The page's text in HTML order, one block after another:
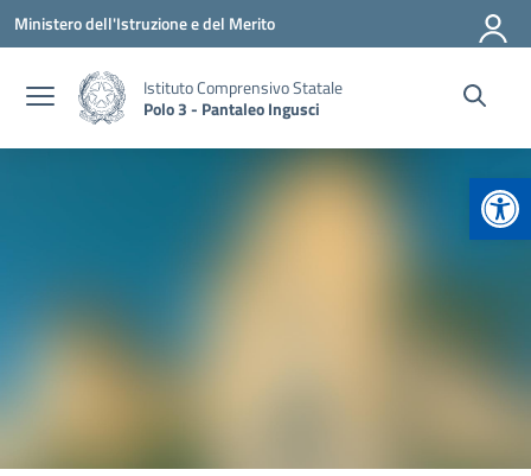
Vai ai contenuti
Vai al menu di navigazione
Vai al footer
Ministero dell'Istruzione e del Merito
Istituto Comprensivo Statale
Polo 3 - Pantaleo Ingusci